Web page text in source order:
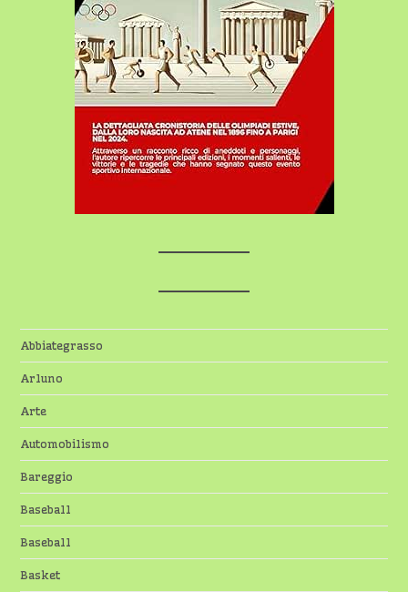
Abbiategrasso
Arluno
Arte
Automobilismo
Bareggio
Baseball
Baseball
Basket